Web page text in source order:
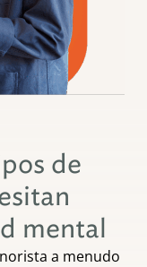
de
mental
a menudo